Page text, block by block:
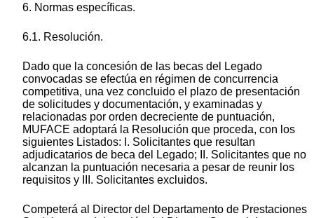
6. Normas específicas.
6.1. Resolución.
Dado que la concesión de las becas del Legado
convocadas se efectúa en régimen de concurrencia
competitiva, una vez concluido el plazo de presentación
de solicitudes y documentación, y examinadas y
relacionadas por orden decreciente de puntuación,
MUFACE adoptará la Resolución que proceda, con los
siguientes Listados: I. Solicitantes que resultan
adjudicatarios de beca del Legado; II. Solicitantes que no
alcanzan la puntuación necesaria a pesar de reunir los
requisitos y III. Solicitantes excluidos.
Competerá al Director del Departamento de Prestaciones